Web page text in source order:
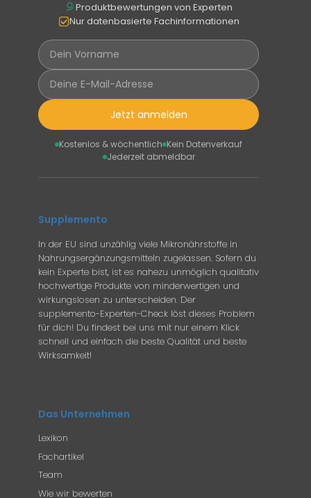
Produktbewertungen von Experten
Nur datenbasierte Fachinformationen
Jetzt anmelden
Kostenlos & wöchentlich Kein Datenverkauf
Jederzeit abmeldbar
Supplemento
In der EU sind unzählig viele Mikronährstoffe in
Nahrungsergänzungsmitteln zugelassen. Sofern du
kein Experte bist, ist es nahezu unmöglich qualitativ
hochwertige Produkte von minderwertigen und
wirkungslosen zu unterscheiden. Der
supplemento-Experten-Check löst dieses Problem
für dich! Du findest bei uns mit nur einem Klick
schnell und einfach die beste Qualität und beste
Wirksamkeit!
Das Unternehmen
Lexikon
Fachartikel
Team
Wie wir bewerten